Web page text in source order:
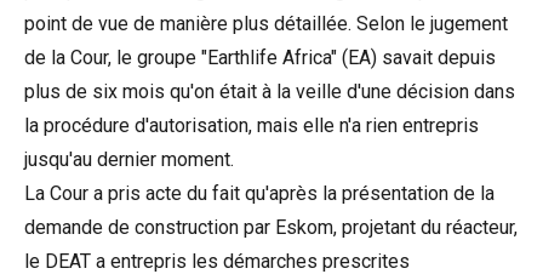
point de vue de manière plus détaillée. Selon le jugement
de la Cour, le groupe "Earthlife Africa" (EA) savait depuis
plus de six mois qu'on était à la veille d'une décision dans
la procédure d'autorisation, mais elle n'a rien entrepris
jusqu'au dernier moment.
La Cour a pris acte du fait qu'après la présentation de la
demande de construction par Eskom, projetant du réacteur,
le DEAT a entrepris les démarches prescrites